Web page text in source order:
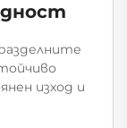
изход и